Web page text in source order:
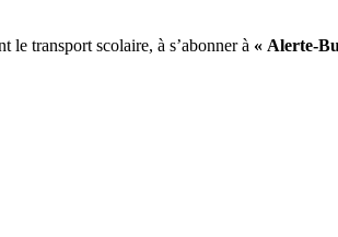
le transport scolaire, à s’abonner à « Alerte-